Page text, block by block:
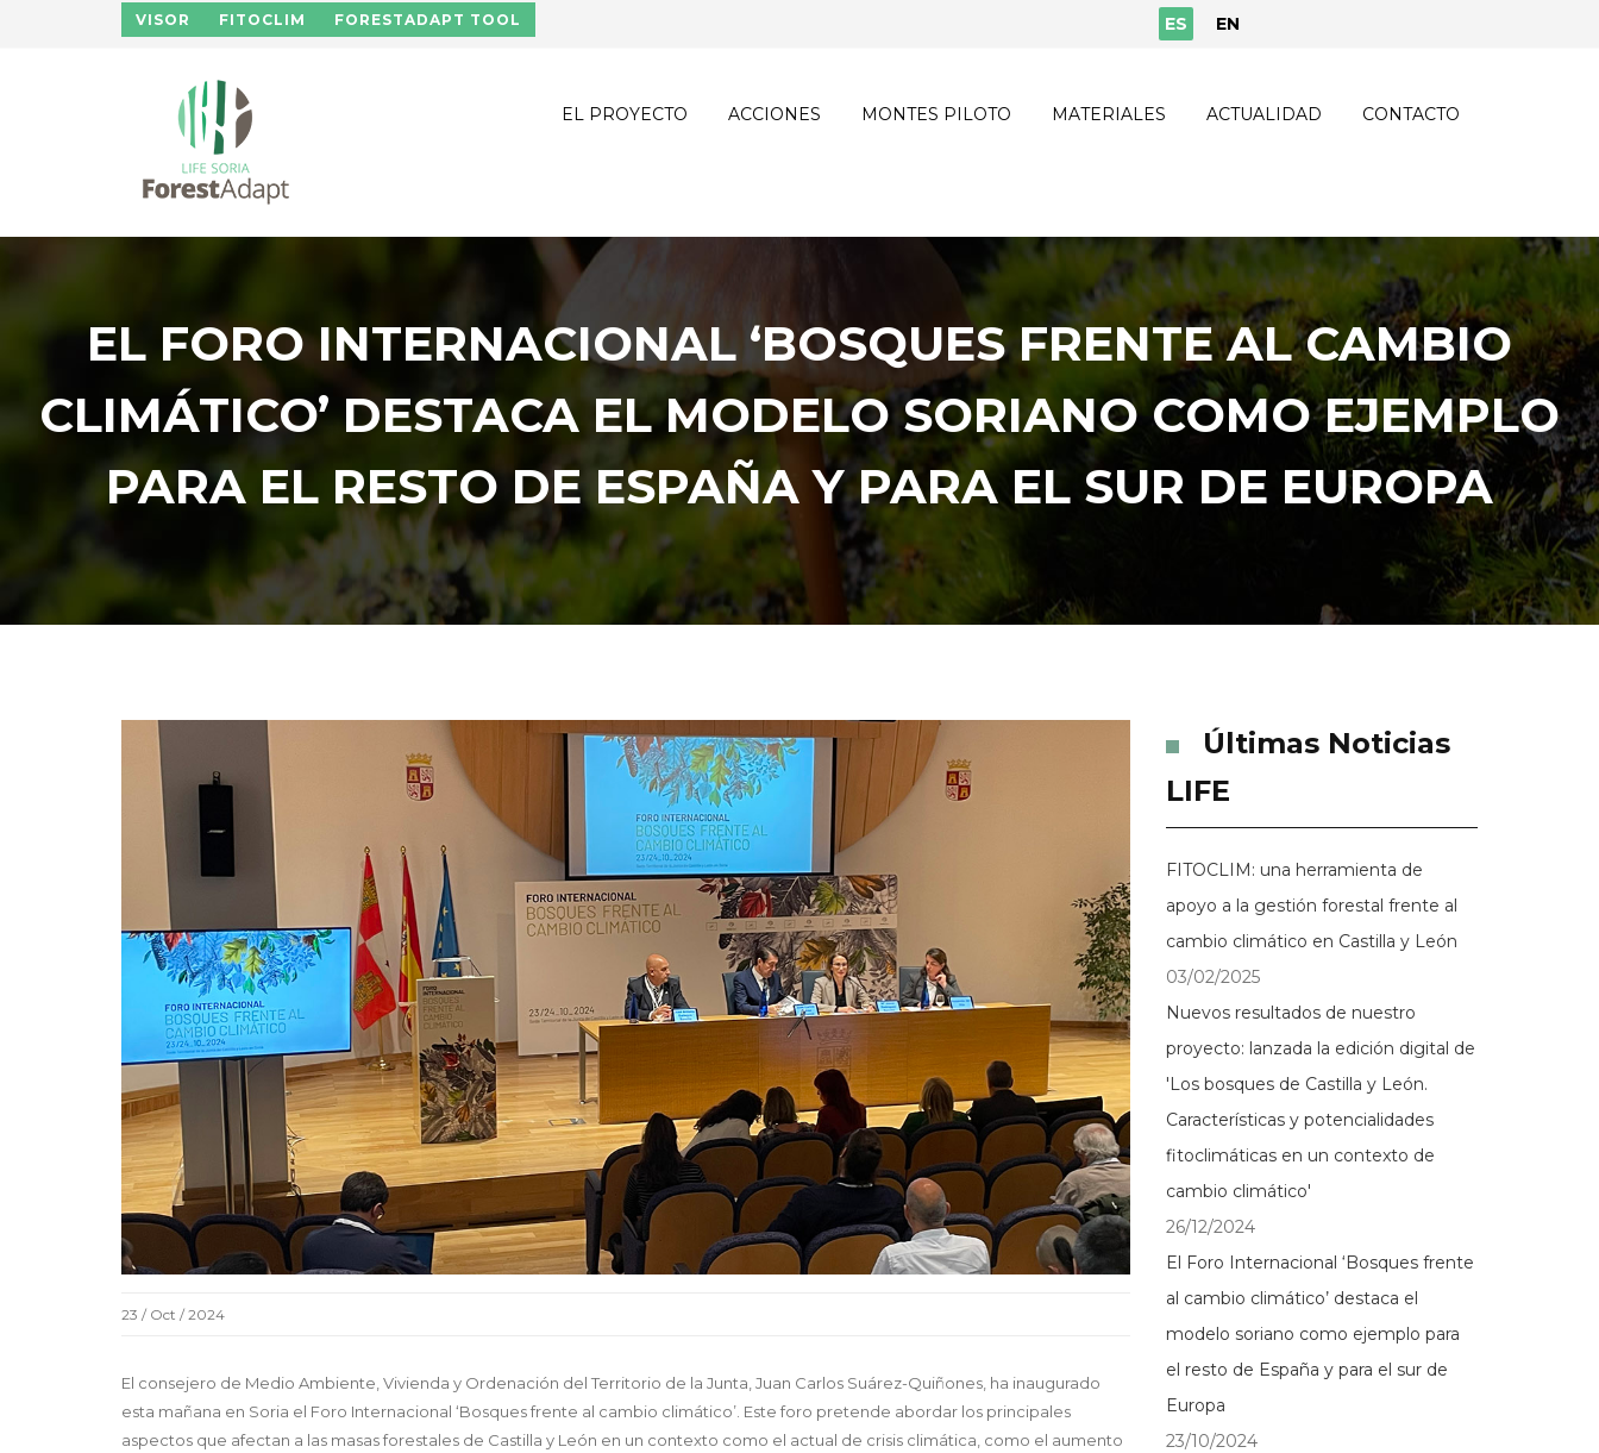
Pasar al contenido principal
VISOR FITOCLIM FORESTADAPT TOOL ES EN
EL PROYECTO ACCIONES MONTES PILOTO MATERIALES ACTUALIDAD CONTACTO
EL FORO INTERNACIONAL ‘BOSQUES FRENTE AL CAMBIO
CLIMÁTICO’ DESTACA EL MODELO SORIANO COMO EJEMPLO
PARA EL RESTO DE ESPAÑA Y PARA EL SUR DE EUROPA
23 / Oct / 2024
El consejero de Medio Ambiente, Vivienda y Ordenación del Territorio de la Junta, Juan Carlos Suárez-Quiñones, ha inaugurado
esta mañana en Soria el Foro Internacional ‘Bosques frente al cambio climático’. Este foro pretende abordar los principales
aspectos que afectan a las masas forestales de Castilla y León en un contexto como el actual de crisis climática, como el aumento
Últimas Noticias
LIFE
FITOCLIM: una herramienta de
apoyo a la gestión forestal frente al
cambio climático en Castilla y León
03/02/2025
Nuevos resultados de nuestro
proyecto: lanzada la edición digital de
'Los bosques de Castilla y León.
Características y potencialidades
fitoclimáticas en un contexto de
cambio climático'
26/12/2024
El Foro Internacional ‘Bosques frente
al cambio climático’ destaca el
modelo soriano como ejemplo para
el resto de España y para el sur de
Europa
23/10/2024